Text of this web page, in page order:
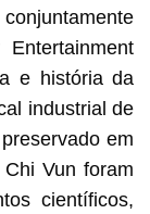
e história da
industrial de
em
Vun foram
científicos,